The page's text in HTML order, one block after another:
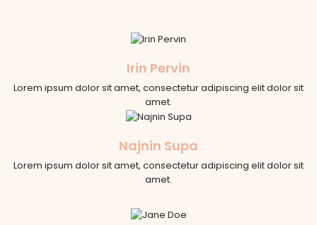
Irin Pervin
Lorem ipsum dolor sit amet, consectetur adipiscing elit dolor sit
amet.
Najnin Supa
Lorem ipsum dolor sit amet, consectetur adipiscing elit dolor sit
amet.